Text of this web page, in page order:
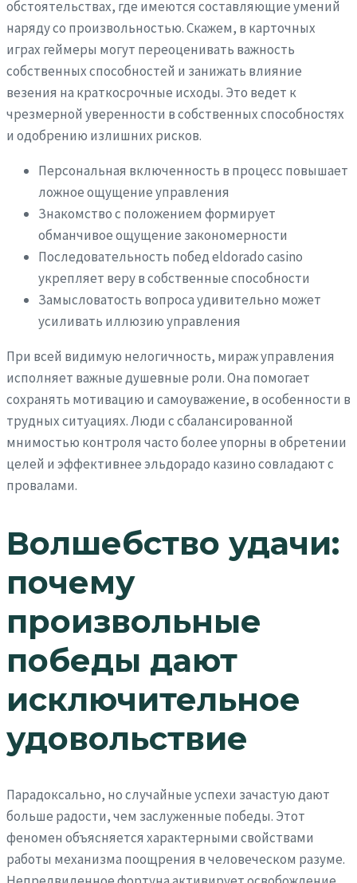
обстоятельствах, где имеются составляющие умений
наряду со произвольностью. Скажем, в карточных
играх геймеры могут переоценивать важность
собственных способностей и занижать влияние
везения на краткосрочные исходы. Это ведет к
чрезмерной уверенности в собственных способностях
и одобрению излишних рисков.
Персональная включенность в процесс повышает
ложное ощущение управления
Знакомство с положением формирует
обманчивое ощущение закономерности
Последовательность побед eldorado casino
укрепляет веру в собственные способности
Замысловатость вопроса удивительно может
усиливать иллюзию управления
При всей видимую нелогичность, мираж управления
исполняет важные душевные роли. Она помогает
сохранять мотивацию и самоуважение, в особенности в
трудных ситуациях. Люди с сбалансированной
мнимостью контроля часто более упорны в обретении
целей и эффективнее эльдорадо казино совладают с
провалами.
Волшебство удачи:
почему
произвольные
победы дают
исключительное
удовольствие
Парадоксально, но случайные успехи зачастую дают
больше радости, чем заслуженные победы. Этот
феномен объясняется характерными свойствами
работы механизма поощрения в человеческом разуме.